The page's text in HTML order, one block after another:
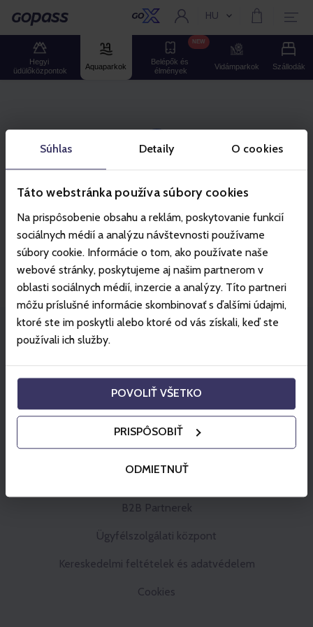
Súhlas Detaily O cookies
Táto webstránka používa súbory cookies
Na prispôsobenie obsahu a reklám, poskytovanie funkcií
sociálnych médií a analýzu návštevnosti používame
súbory cookie. Informácie o tom, ako používate naše
webové stránky, poskytujeme aj našim partnerom v
oblasti sociálnych médií, inzercie a analýzy. Títo partneri
môžu príslušné informácie skombinovať s ďalšími údajmi,
ktoré ste im poskytli alebo ktoré od vás získali, keď ste
používali ich služby.
POVOLIŤ VŠETKO
PRISPÔSOBIŤ
ODMIETNUŤ
Gopass Aktuális nyelv:
HU
Hegyi
üdülőközpontok
Aquaparkok
Belépők és
élmények
NEW
Vidámparkok Szállodák
A kosár üres
If you left any Gopass products in the shopping
basket last time, please log in to your account.
B2B Partnerek
Ügyfélszolgálati központ
Kereskedelmi feltételek és adatvédelem
Cookies